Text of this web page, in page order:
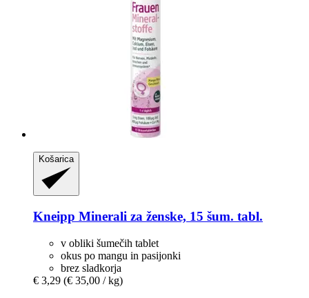
Košarica
Kneipp Minerali za ženske, 15 šum. tabl.
v obliki šumečih tablet
okus po mangu in pasijonki
brez sladkorja
€ 3,29 (€ 35,00 / kg)